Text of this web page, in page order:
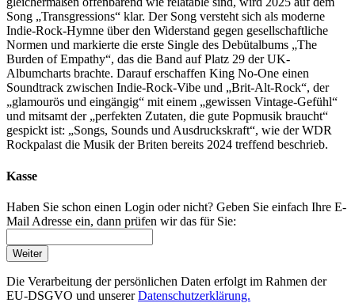
Song „Transgressions“ klar. Der Song versteht sich als moderne
Indie-Rock-Hymne über den Widerstand gegen gesellschaftliche
Normen und markierte die erste Single des Debütalbums „The
Burden of Empathy“, das die Band auf Platz 29 der UK-
Albumcharts brachte. Darauf erschaffen King No-One einen
Soundtrack zwischen Indie-Rock-Vibe und „Brit-Alt-Rock“, der
„glamourös und eingängig“ mit einem „gewissen Vintage-Gefühl“
und mitsamt der „perfekten Zutaten, die gute Popmusik braucht“
gespickt ist: „Songs, Sounds und Ausdruckskraft“, wie der WDR
Rockpalast die Musik der Briten bereits 2024 treffend beschrieb.
Kasse
Haben Sie schon einen Login oder nicht? Geben Sie einfach Ihre E-
Mail Adresse ein, dann prüfen wir das für Sie:
Weiter
Die Verarbeitung der persönlichen Daten erfolgt im Rahmen der
EU-DSGVO und unsererDatenschutzerklärung.